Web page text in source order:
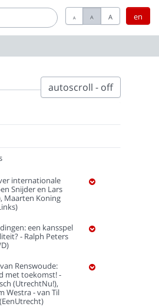
en
A A A
autoscroll - off
internationale
Snijder en Lars
Maarten Koning
een kansspel
- Ralph Peters
Renswoude:
met toekomst! -
(UtrechtNu!),
Westra - van Til